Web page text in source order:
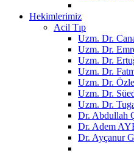
Hekimlerimiz
Acil Tıp
Uzm. Dr.
Uzm. Dr.
Uzm. Dr.
Uzm. Dr.
Uzm. Dr.
Uzm. Dr.
Uzm. Dr.
Dr. Abdullah
Dr. Adem
Dr. Ayçanur